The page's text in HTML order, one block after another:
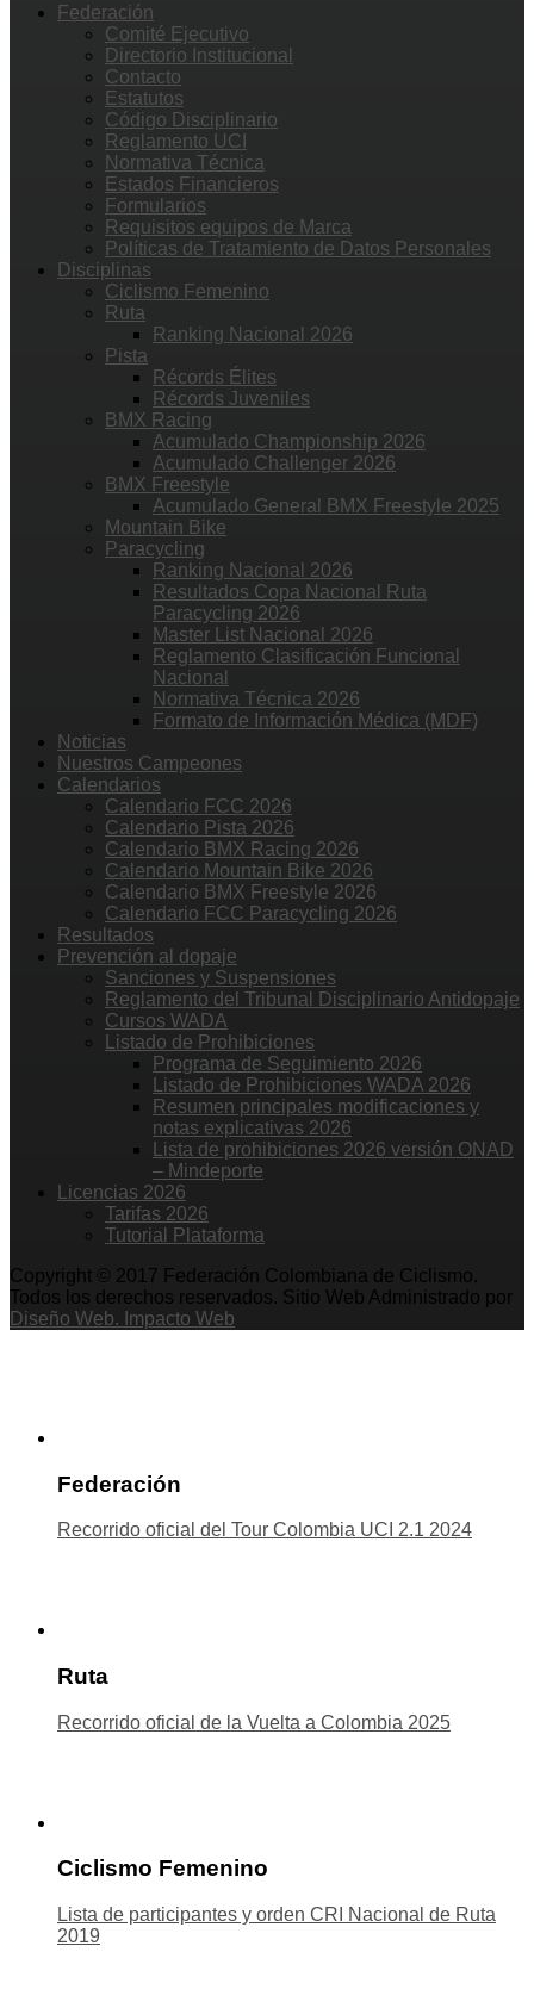
Federación
Comité Ejecutivo
Directorio Institucional
Contacto
Estatutos
Código Disciplinario
Reglamento UCI
Normativa Técnica
Estados Financieros
Formularios
Requisitos equipos de Marca
Políticas de Tratamiento de Datos Personales
Disciplinas
Ciclismo Femenino
Ruta
Ranking Nacional 2026
Pista
Récords Élites
Récords Juveniles
BMX Racing
Acumulado Championship 2026
Acumulado Challenger 2026
BMX Freestyle
Acumulado General BMX Freestyle 2025
Mountain Bike
Paracycling
Ranking Nacional 2026
Resultados Copa Nacional Ruta
Paracycling 2026
Master List Nacional 2026
Reglamento Clasificación Funcional
Nacional
Normativa Técnica 2026
Formato de Información Médica (MDF)
Noticias
Nuestros Campeones
Calendarios
Calendario FCC 2026
Calendario Pista 2026
Calendario BMX Racing 2026
Calendario Mountain Bike 2026
Calendario BMX Freestyle 2026
Calendario FCC Paracycling 2026
Resultados
Prevención al dopaje
Sanciones y Suspensiones
Reglamento del Tribunal Disciplinario Antidopaje
Cursos WADA
Listado de Prohibiciones
Programa de Seguimiento 2026
Listado de Prohibiciones WADA 2026
Resumen principales modificaciones y
notas explicativas 2026
Lista de prohibiciones 2026 versión ONAD
– Mindeporte
Licencias 2026
Tarifas 2026
Tutorial Plataforma
Copyright © 2017 Federación Colombiana de Ciclismo.
Todos los derechos reservados. Sitio Web Administrado por
Diseño Web. Impacto Web
Federación
Recorrido oficial del Tour Colombia UCI 2.1 2024
Ruta
Recorrido oficial de la Vuelta a Colombia 2025
Ciclismo Femenino
Lista de participantes y orden CRI Nacional de Ruta
2019